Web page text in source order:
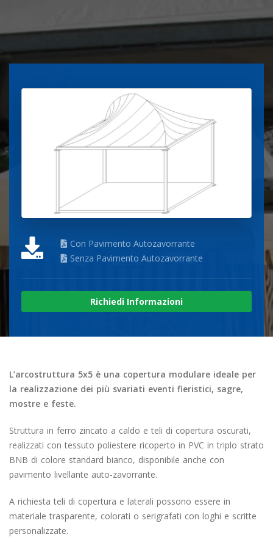
Con Pavimento Autozavorrante
Senza Pavimento Autozavorrante
Richiedi Informazioni
L’arcostruttura 5x5 è una copertura modulare ideale per
la realizzazione dei più svariati eventi fieristici, sagre,
mostre e feste.
Struttura in ferro zincato a caldo e teli di copertura oscurati,
realizzati con tessuto poliestere ricoperto in PVC in triplo strato
BNB di colore standard bianco, disponibile anche con
pavimento livellante auto-zavorrante.
A richiesta teli di copertura e laterali possono essere in
materiale trasparente, colorati o serigrafati con loghi e scritte
personalizzate.